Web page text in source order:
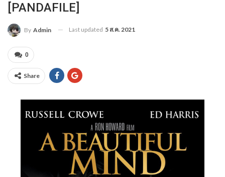
[PANDAFILE]
By Admin Last updated 5 ส.ค. 2021
0
Share